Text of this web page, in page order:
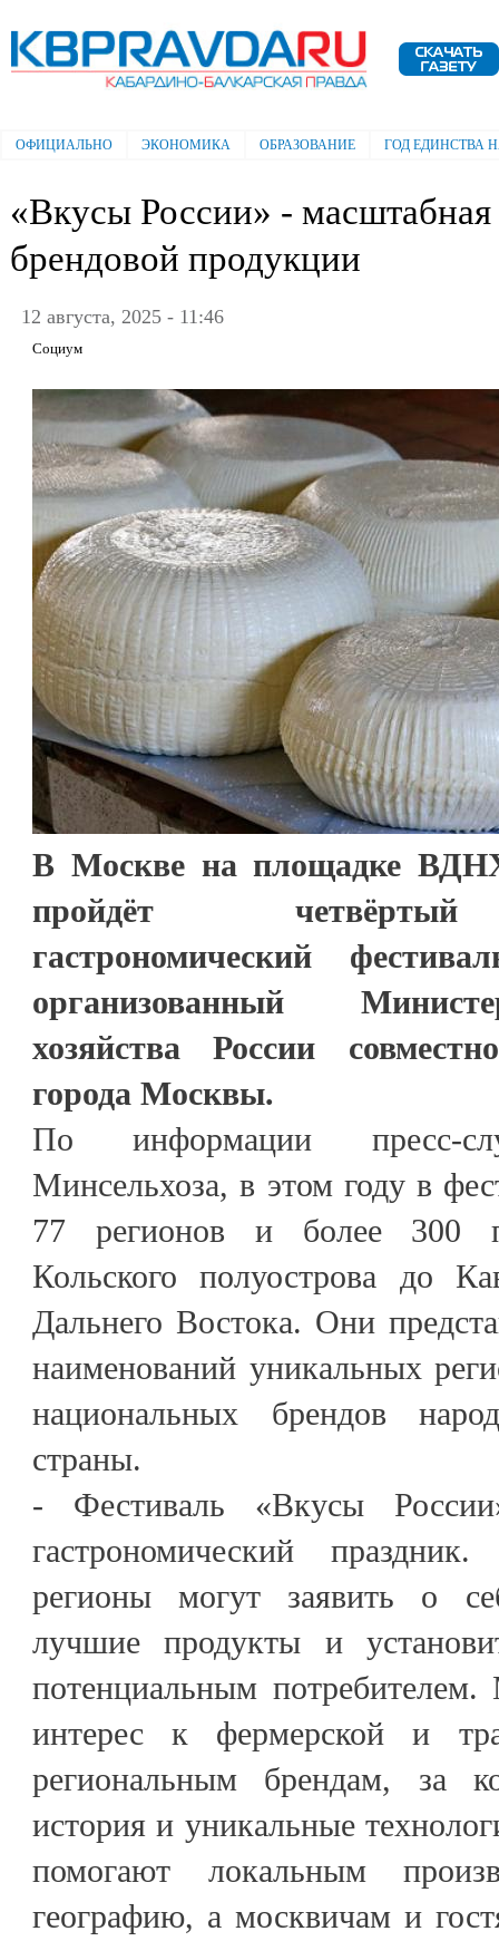
Электронная газета "Кабардино-
Балкарская правда"
Главное меню
ОФИЦИАЛЬНО ЭКОНОМИКА ОБРАЗОВАНИЕ ГОД ЕДИНСТВА
«Вкусы России» -
брендовой продукции
12 августа, 2025 - 11:46
Социум
В Москве на площадке
пройдёт четвёртый
гастрономический
организованный
хозяйства России
города Москвы.
По информации пресс-
Минсельхоза, в этом году в
77 регионов и более 300
Кольского полуострова до
Дальнего Востока. Они
наименований уникальных
национальных брендов
страны.
- Фестиваль «Вкусы
гастрономический
регионы могут заявить о
лучшие продукты и
потенциальным
интерес к фермерской и
региональным брендам, за
история и уникальные
помогают локальным
географию, а москвичам и